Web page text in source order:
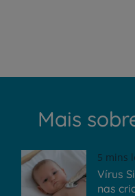
Mais
5 mins
Vírus
nas